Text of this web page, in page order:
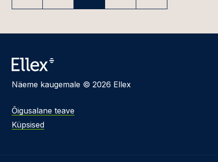
Näeme kaugemale © 2026 Ellex
Õigusalane teave
Küpsised